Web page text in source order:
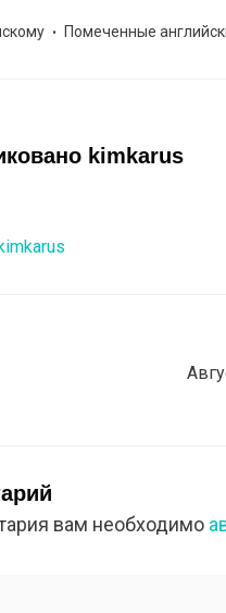
Помеченные
kimkarus
вам необходимо